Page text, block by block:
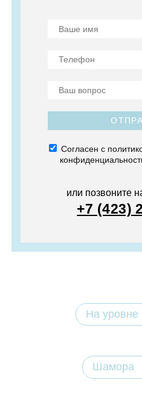
Согласен с
или позвоните
+7 (423)
На уровне
Шамора